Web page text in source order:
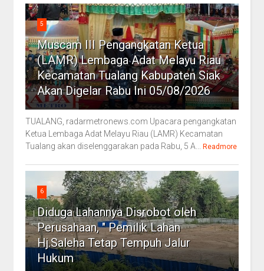
5
Muscam III Pengangkatan Ketua
(LAMR) Lembaga Adat Melayu Riau
Kecamatan Tualang Kabupaten Siak
Akan Digelar Rabu Ini 05/08/2026
TUALANG, radarmetronews.com Upacara pengangkatan
Ketua Lembaga Adat Melayu Riau (LAMR) Kecamatan
Tualang akan diselenggarakan pada Rabu, 5 A...
Readmore
6
Diduga Lahannya Disrobot oleh
Perusahaan, " Pemilik Lahan
Hj.Saleha Tetap Tempuh Jalur
Hukum